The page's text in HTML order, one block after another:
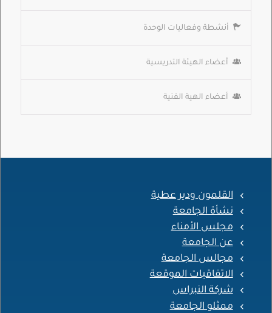
أنشطة وفعاليات الوحدة
أعضاء الهيئة التدريسية
أعضاء الهية الفنية
القلمون ودير عطية
نشأة الجامعة
مجلس الأمناء
عن الجامعة
مجالس الجامعة
الاتفاقيات الموقعة
شركة النبراس
ممثلو الجامعة